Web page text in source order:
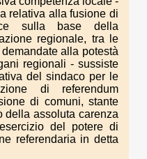
relativa alla fusione di
sulla base della
regionale, tra le
alla potestà
regionali - sussiste
del sindaco per le
di referendum
di comuni, stante
della assoluta carenza
del potere di
referendaria in detta